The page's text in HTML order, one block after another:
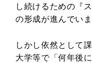
し続けるための『
の形成が進んでいま
しかし依然として
大学等で「何年後